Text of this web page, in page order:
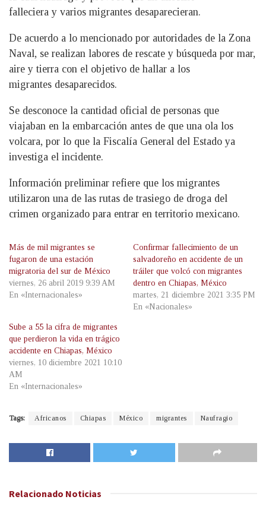
falleciera y varios migrantes desaparecieran.
De acuerdo a lo mencionado por autoridades de la Zona
Naval, se realizan labores de rescate y búsqueda por mar,
aire y tierra con el objetivo de hallar a los
migrantes desaparecidos.
Se desconoce la cantidad oficial de personas que
viajaban en la embarcación antes de que una ola los
volcara, por lo que la Fiscalía General del Estado ya
investiga el incidente.
Información preliminar refiere que los migrantes
utilizaron una de las rutas de trasiego de droga del
crimen organizado para entrar en territorio mexicano.
Más de mil migrantes se
fugaron de una estación
migratoria del sur de México
viernes, 26 abril 2019 9:39 AM
En «Internacionales»
Confirmar fallecimiento de un
salvadoreño en accidente de un
tráiler que volcó con migrantes
dentro en Chiapas, México
martes, 21 diciembre 2021 3:35 PM
En «Nacionales»
Sube a 55 la cifra de migrantes
que perdieron la vida en trágico
accidente en Chiapas, México
viernes, 10 diciembre 2021 10:10
AM
En «Internacionales»
Tags: Africanos Chiapas México migrantes Naufragio
Relacionado Noticias